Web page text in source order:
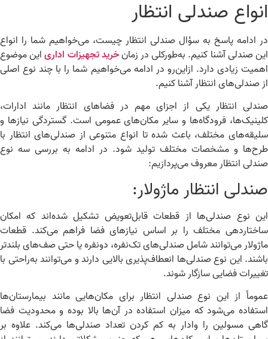
صندلی انتظار
ادامه پاسخ به سؤال صندلی انتظار چیست، می‌خواهیم شما را انواع
صندلی آشنا کنیم. به‌طورکلی در زمانخرید تجهیزات اداریاین موضوع
زیادی دارد. ازاین‌رو در ادامه می‌خواهیم شما را با چند نوع اصلی
صندلی‌های انتظار آشنا کنیم.
انتظار یکی از اجزای مهم در فضاهای انتظار مانند ادارات،
فرودگاه‌ها و سایر مکان‌های عمومی است. گستردگی نیازها و
مختلف، باعث شده تا انواع متنوعی از صندلی‌های انتظار با
و مشخصات مختلف تولید شود. در ادامه به بررسی سه نوع
انتظار معروف می‌پردازیم:
انتظار ماژولار:
نوع صندلی‌ها از قطعات قابل‌تعویض تشکیل شده‌اند که امکان
مختلف را بر اساس نیازهای فضا فراهم می‌کند. قطعات
می‌توانند شامل صندلی‌های تک‌نفره، دونفره یا حتی صف‌های بلندتر
این نوع صندلی‌ها انعطاف‌پذیری بالایی دارند و می‌توانند به‌راحتی با
فضایی سازگار شوند.
از این نوع صندلی انتظار برای مکان‌هایی مانند بیمارستان‌ها
می‌شود که میزان استفاده در آن‌ها بالا بوده و محدودیت فضا
مسولین را وادار به کم کردن تعداد صندلی‌ها می‌کند. علاوه بر